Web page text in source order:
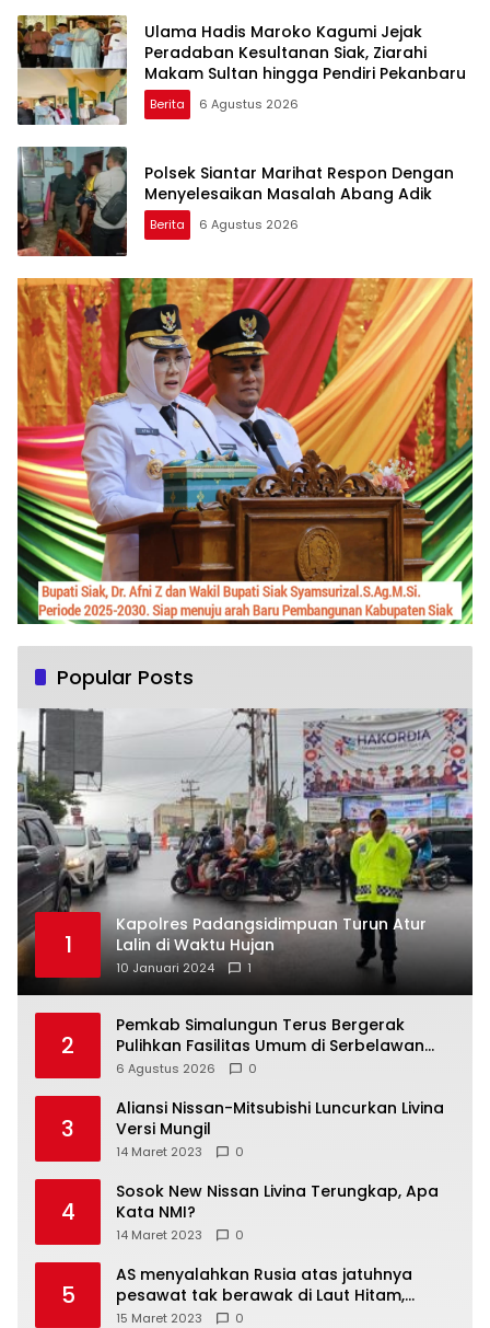
Ulama Hadis Maroko Kagumi Jejak
Peradaban Kesultanan Siak, Ziarahi
Makam Sultan hingga Pendiri Pekanbaru
Berita 6 Agustus 2026
Polsek Siantar Marihat Respon Dengan
Menyelesaikan Masalah Abang Adik
Berita 6 Agustus 2026
Popular Posts
1
Kapolres Padangsidimpuan Turun Atur
Lalin di Waktu Hujan
10 Januari 2024 1
2
Pemkab Simalungun Terus Bergerak
Pulihkan Fasilitas Umum di Serbelawan
Pasca Banjir
6 Agustus 2026 0
3
Aliansi Nissan-Mitsubishi Luncurkan Livina
Versi Mungil
14 Maret 2023 0
4
Sosok New Nissan Livina Terungkap, Apa
Kata NMI?
14 Maret 2023 0
5
AS menyalahkan Rusia atas jatuhnya
pesawat tak berawak di Laut Hitam,
Moskow menyangkal
15 Maret 2023 0